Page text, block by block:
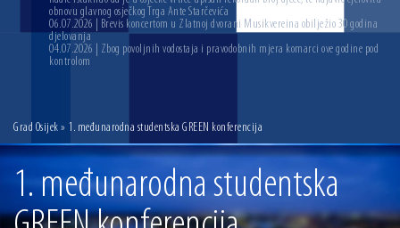
obnovu glavnog osječkog Trga Ante Starčevića
06.07.2026 | Brevis koncertom u Zlatnoj dvorani Musikvereina obilježio 30 godina
djelovanja
04.07.2026 | Zbog povoljnih vodostaja i pravodobnih mjera komarci ove godine pod
kontrolom
Grad Osijek » 1. međunarodna studentska GREEN konferencija
1. međunarodna studentska